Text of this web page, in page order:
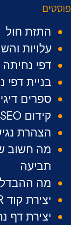
פוסטים
התזת חול
עלויות
דפי
בניית דפי
ספרים
קידום SEO
הצהרת
מה חשוב
תביעה
מה ההבדל
יצירת קוד QR
יצירת דף